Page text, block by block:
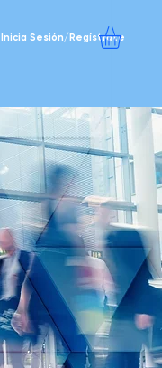
Inicia Sesión/Regístrate